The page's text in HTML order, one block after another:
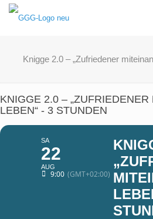
Knigge 2.0 – „Zufriedener
KNIGGE 2.0 –
LEBEN“ - 3 STUNDEN
SA
22
AUG
9:00 (GMT+02:00)